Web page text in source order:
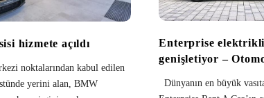
hizmete açıldı
noktalarından kabul edilen
yerini alan, BMW
Enterprise
genişletiyor –
Dünyanın en büyük